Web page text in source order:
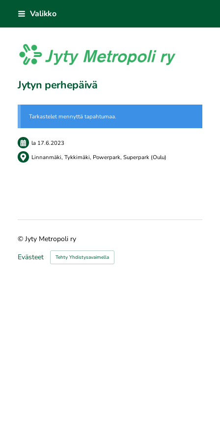
sisältöön
Valikko
Jyty Metropoli ry
Jytyn perhepäivä
Tarkastelet mennyttä tapahtumaa.
la 17.6.2023
Linnanmäki, Tykkimäki, Powerpark, Superpark (Oulu)
© Jyty Metropoli ry
Evästeet
Tehty Yhdistysavaimella